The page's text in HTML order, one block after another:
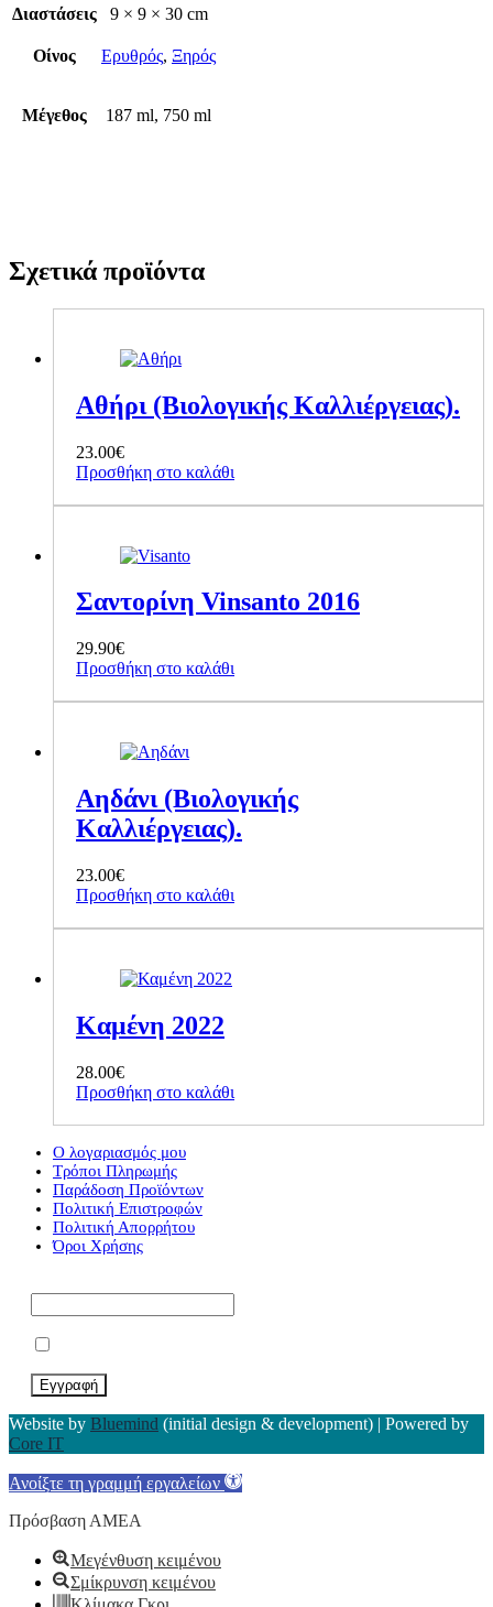
Διαστάσεις
9 × 9 × 30 cm
Οίνος Ερυθρός, Ξηρός
Μέγεθος 187 ml, 750 ml
Σχετικά προϊόντα
Αθήρι (Βιολογικής Καλλιέργειας).
23.00€
Προσθήκη στο καλάθι
Σαντορίνη Vinsanto 2016
29.90€
Προσθήκη στο καλάθι
Αηδάνι (Βιολογικής
Καλλιέργειας).
23.00€
Προσθήκη στο καλάθι
Καμένη 2022
28.00€
Προσθήκη στο καλάθι
Ο λογαριασμός μου
Τρόποι Πληρωμής
Παράδοση Προϊόντων
Πολιτική Επιστροφών
Πολιτική Απορρήτου
Όροι Χρήσης
Website by Bluemind (initial design & development) | Powered by
Core IT
Ανοίξτε τη γραμμή εργαλείων
Πρόσβαση ΑΜΕΑ
Μεγένθυση κειμένου
Σμίκρυνση κειμένου